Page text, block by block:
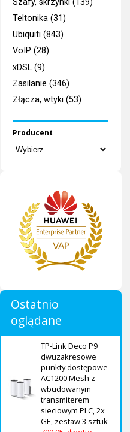
Teltonika (31)
Ubiquiti (843)
VoIP (28)
xDSL (9)
Zasilanie (346)
Złącza, wtyki (53)
Producent
Ostatnio
oglądane
TP-Link Deco P9
dwuzakresowe
punkty dostępowe
AC1200 Mesh z
wbudowanym
transmiterem
sieciowym PLC, 2x
GE, zestaw 3 sztuk